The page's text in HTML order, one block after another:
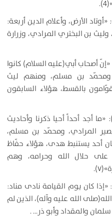
الأرض، وأعلام الدين أربعة:
بن البختري المرادي، وزرارة
أصحاب أبي(عليه السلام) كانوا
ومحمّد بن مسلم، ومنهم ليث
بالقسط، هؤلاء السابقون
«ما أجد أحداً أحيا ذكرنا وأحاديث
بصير المرادي، ومحمّد بن مسلم،
أحد يستنبط هدى، هؤلاء حفّاظ
على حلال الله وحرامه، وهم
«إذا كان يوم القيامة نادى مناد:
الله عليه وآله)، الذين لم
والمقداد وأبو ذر… .